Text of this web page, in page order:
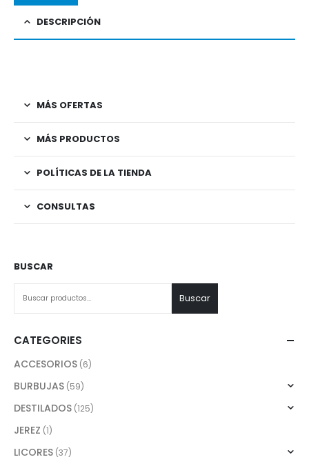
DESCRIPCIÓN
MÁS OFERTAS
MÁS PRODUCTOS
POLÍTICAS DE LA TIENDA
CONSULTAS
BUSCAR
Buscar
CATEGORIES
ACCESORIOS (6)
BURBUJAS (59)
DESTILADOS (125)
JEREZ (1)
LICORES (37)